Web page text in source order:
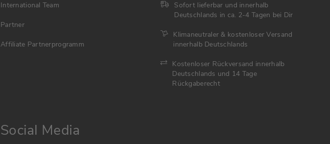
International Team
Partner
Affiliate Partnerprogramm
Sofort lieferbar und innerhalb
Deutschlands in ca. 2-4 Tagen bei Dir
Klimaneutraler & kostenloser Versand
innerhalb Deutschlands
Kostenloser Rückversand innerhalb
Deutschlands und 14 Tage
Rückgaberecht
Social Media